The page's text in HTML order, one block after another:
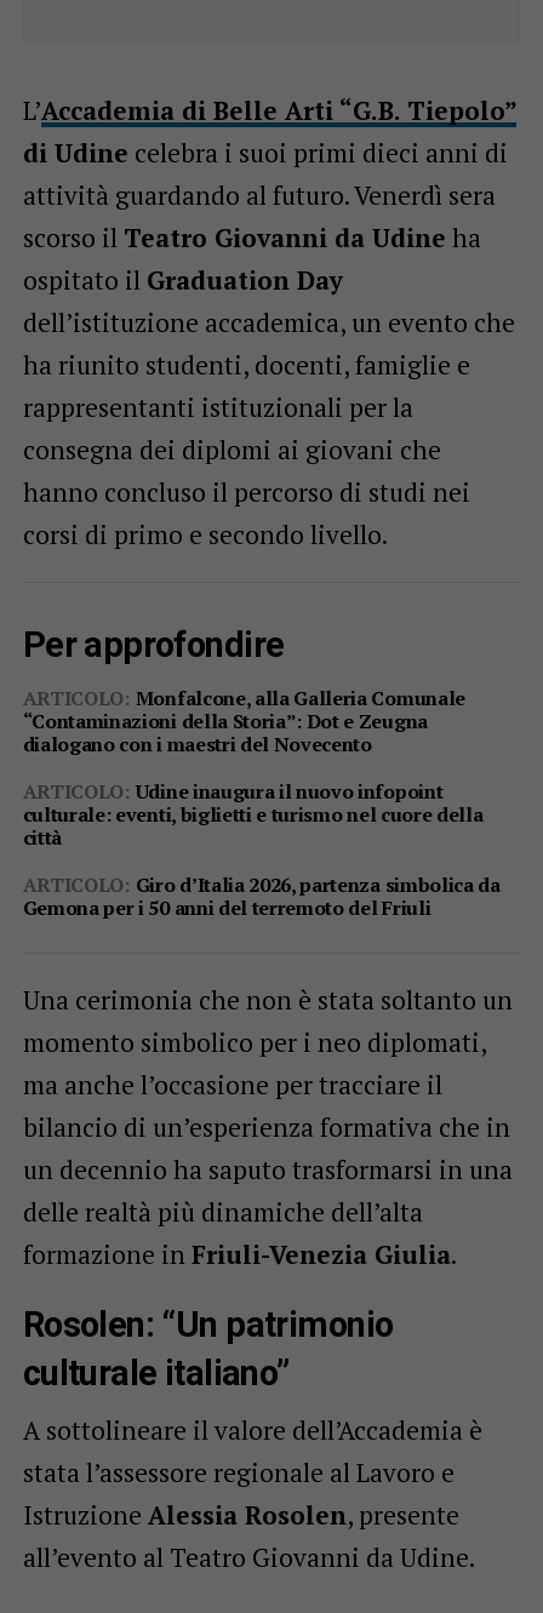
L’Accademia di Belle Arti “G.B. Tiepolo”
di Udine celebra i suoi primi dieci anni di
attività guardando al futuro. Venerdì sera
scorso il Teatro Giovanni da Udine ha
ospitato il Graduation Day
dell’istituzione accademica, un evento che
ha riunito studenti, docenti, famiglie e
rappresentanti istituzionali per la
consegna dei diplomi ai giovani che
hanno concluso il percorso di studi nei
corsi di primo e secondo livello.
Per approfondire
ARTICOLO: Monfalcone, alla Galleria Comunale
“Contaminazioni della Storia”: Dot e Zeugna
dialogano con i maestri del Novecento
ARTICOLO: Udine inaugura il nuovo infopoint
culturale: eventi, biglietti e turismo nel cuore della
città
ARTICOLO: Giro d’Italia 2026, partenza simbolica da
Gemona per i 50 anni del terremoto del Friuli
Una cerimonia che non è stata soltanto un
momento simbolico per i neo diplomati,
ma anche l’occasione per tracciare il
bilancio di un’esperienza formativa che in
un decennio ha saputo trasformarsi in una
delle realtà più dinamiche dell’alta
formazione inFriuli-Venezia Giulia.
Rosolen: “Un patrimonio
culturale italiano”
A sottolineare il valore dell’Accademia è
stata l’assessore regionale al Lavoro e
Istruzione Alessia Rosolen, presente
all’evento al Teatro Giovanni da Udine.